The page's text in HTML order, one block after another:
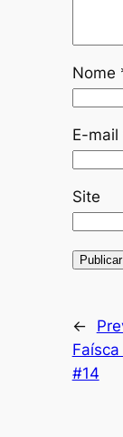
Nome
E-mail
Site
←
#14